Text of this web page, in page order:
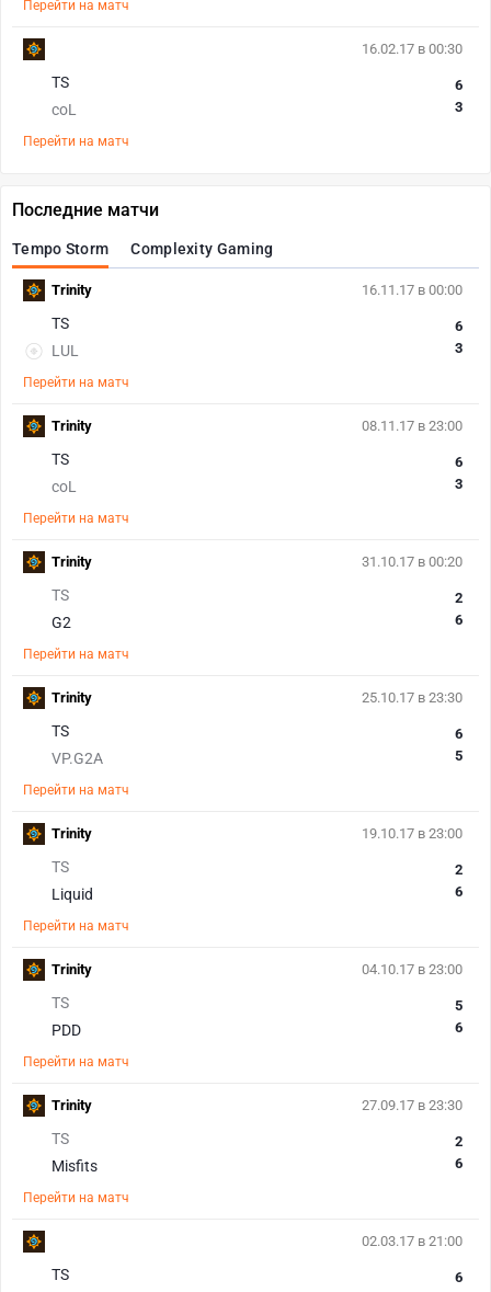
Перейти на матч
16.02.17 в 00:30
TS
coL
6
3
Перейти на матч
Последние матчи
Tempo Storm Complexity Gaming
16.11.17 в 00:00
TS
LUL
6
3
Перейти на матч
Trinity
08.11.17 в 23:00
TS
coL
6
3
Перейти на матч
Trinity
31.10.17 в 00:20
TS
G2
2
6
Перейти на матч
Trinity
25.10.17 в 23:30
TS
VP.G2A
6
5
Перейти на матч
Trinity
19.10.17 в 23:00
TS
Liquid
2
6
Перейти на матч
Trinity
04.10.17 в 23:00
TS
PDD
5
6
Перейти на матч
Trinity
27.09.17 в 23:30
TS
Misfits
2
6
Перейти на матч
Trinity
02.03.17 в 21:00
TS
6